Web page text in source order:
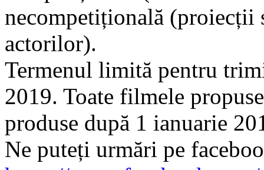
necompetițională (proiecții
actorilor).
Termenul limită pentru
2019. Toate filmele
produse după 1 ianuarie
Ne puteți urmări pe